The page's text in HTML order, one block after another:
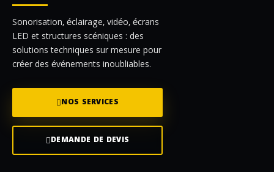
Sonorisation, éclairage, vidéo, écrans
LED et structures scéniques : des
solutions techniques sur mesure pour
créer des événements inoubliables.
NOS SERVICES
DEMANDE DE DEVIS